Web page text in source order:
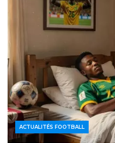
ACTUALITÉS FOOTBALL